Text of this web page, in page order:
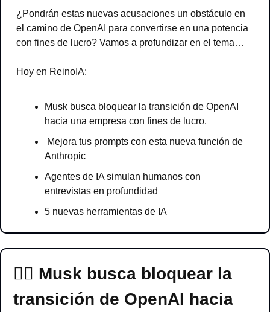
¿Pondrán estas nuevas acusaciones un obstáculo en
el camino de OpenAI para convertirse en una potencia
con fines de lucro? Vamos a profundizar en el tema…
Hoy en ReinoIA:
Musk busca bloquear la transición de OpenAI
hacia una empresa con fines de lucro.
Mejora tus prompts con esta nueva función de
Anthropic
Agentes de IA simulan humanos con
entrevistas en profundidad
5 nuevas herramientas de IA
🙅‍♂️ Musk busca bloquear la
transición de OpenAI hacia